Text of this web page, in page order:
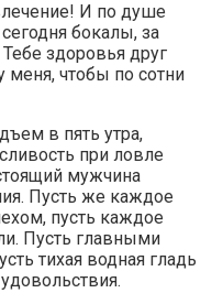
И по душе
бокалы, за
здоровья друг
меня, чтобы по сотни
в пять утра,
при ловле
мужчина
Пусть же каждое
пусть каждое
Пусть главными
тихая водная гладь